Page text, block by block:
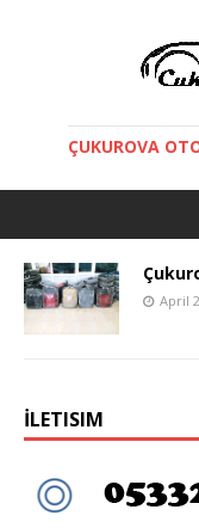
ÇUKUROVA
April
İLETISIM